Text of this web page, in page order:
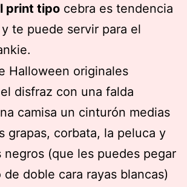
print tipo cebra es tendencia
te puede servir para el
disfraz con una falda
camisa un cinturón medias
grapas, corbata, la peluca y
negros (que les puedes pegar
doble cara rayas blancas)